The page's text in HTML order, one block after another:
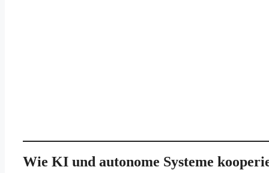
Wie KI und autonome Systeme